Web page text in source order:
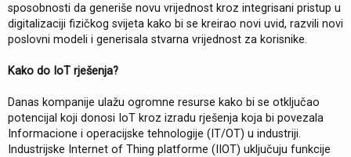
sposobnosti da generiše novu vrijednost kroz integrisani pristup u
digitalizaciji fizičkog svijeta kako bi se kreirao novi uvid, razvili novi
poslovni modeli i generisala stvarna vrijednost za korisnike.
Kako do IoT rješenja?
Danas kompanije ulažu ogromne resurse kako bi se otključao
potencijal koji donosi IoT kroz izradu rješenja koja bi povezala
Informacione i operacijske tehnologije (IT/OT) u industriji.
Industrijske Internet of Thing platforme (IIOT) uključuju funkcije